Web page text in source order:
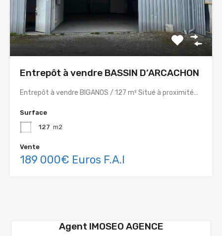
Entrepôt à vendre BASSIN D’ARCACHON
Entrepôt à vendre BIGANOS / 127 m² Situé à proximité…
Surface
127 m2
Vente
189 000€ Euros F.A.I
Agent IMOSEO AGENCE